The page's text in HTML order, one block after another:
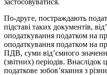
По-друге, постраждають
підставі таких документів,
оподаткування податком на
оподаткування податком на
ПДВ, суми від’ємного
(звітних) періодів.
податкове зобов’язання з